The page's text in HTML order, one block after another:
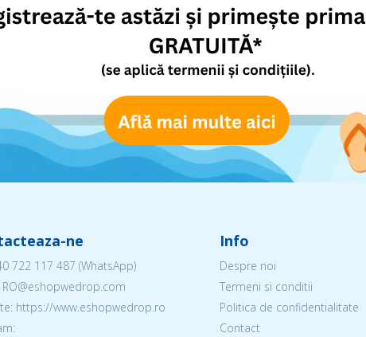
ne
722 117 487 (WhatsApp)
RO@eshopwedrop.com
https://www.eshopwedrop.ro
Info
Despre noi
Termeni si conditii
Politica de confidentialitate
Contact